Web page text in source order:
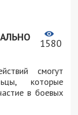
1580
смогут
которые
в боевых